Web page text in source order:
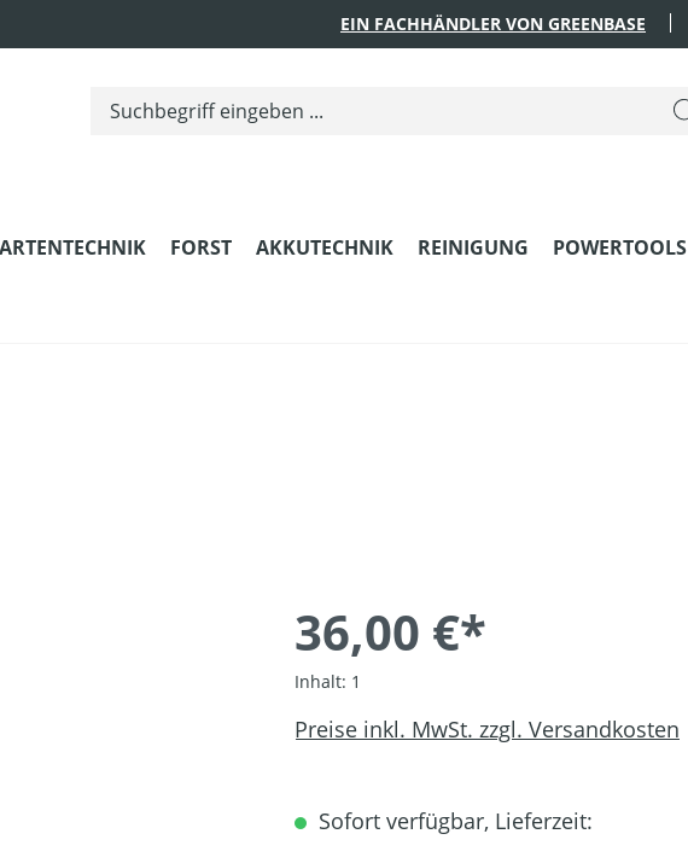
EIN FACHHÄNDLER VON GREENBASE
FORST AKKUTECHNIK REINIGUNG POWERTOOLS
36,00 €*
Inhalt: 1
Preise inkl. MwSt. zzgl. Versandkosten
Sofort verfügbar, Lieferzeit: